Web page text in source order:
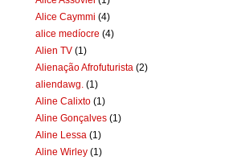
Alice Caymmi (4)
alice medíocre (4)
Alien TV (1)
Alienação Afrofuturista (2)
aliendawg. (1)
Aline Calixto (1)
Aline Gonçalves (1)
Aline Lessa (1)
Aline Wirley (1)